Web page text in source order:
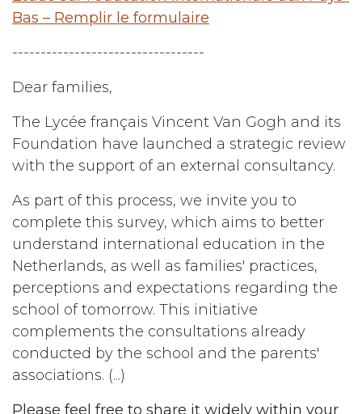
Bas – Remplir le formulaire
----------------------------------
Dear families,
The Lycée français Vincent Van Gogh and its
Foundation have launched a strategic review
with the support of an external consultancy.
As part of this process, we invite you to
complete this survey, which aims to better
understand international education in the
Netherlands, as well as families' practices,
perceptions and expectations regarding the
school of tomorrow. This initiative
complements the consultations already
conducted by the school and the parents'
associations. (...)
Please feel free to share it widely within your